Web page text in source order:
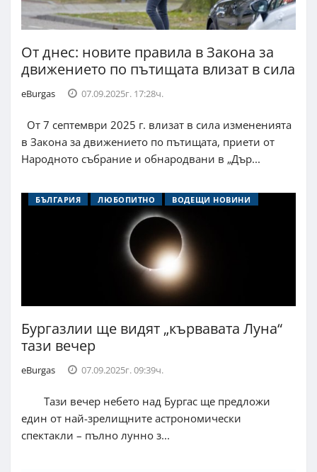
От днес: новите правила в Закона за
движението по пътищата влизат в сила
eBurgas 07.09.2025г. 17:28ч.
От 7 септември 2025 г. влизат в сила измененията
в Закона за движението по пътищата, приети от
Народното събрание и обнародвани в „Дър...
БЪЛГАРИЯ ЛЮБОПИТНО ВОДЕЩИ НОВИНИ
Бургазлии ще видят „кървавата Луна“
тази вечер
eBurgas 07.09.2025г. 09:39ч.
Тази вечер небето над Бургас ще предложи
един от най-зрелищните астрономически
спектакли – пълно лунно з...